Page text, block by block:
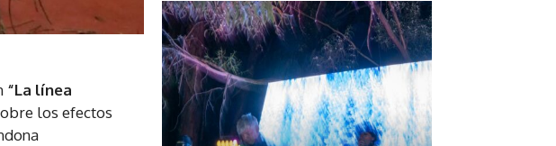
“La línea
los efectos